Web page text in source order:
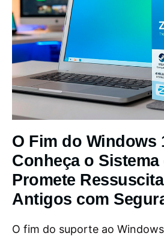
O Fim do Windows
Conheça o Sistema
Promete
Antigos com
O fim do suporte ao